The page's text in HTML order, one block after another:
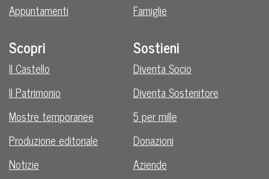
Appuntamenti
Famiglie
Scopri
Il Castello
Il Patrimonio
Mostre temporanee
Produzione editoriale
Notizie
Sostieni
Diventa Socio
Diventa Sostenitore
5 per mille
Donazioni
Aziende